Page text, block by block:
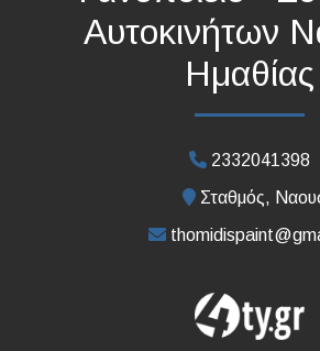
Αυτοκινήτων
Ημαθίας
2332041398
Σταθμός,